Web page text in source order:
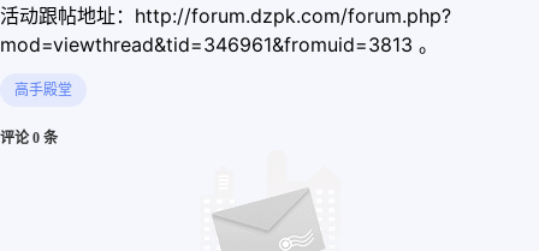
活动跟帖地址：http://forum.dzpk.com/forum.php?
mod=viewthread&tid=346961&fromuid=3813 。
高手殿堂
评论 0 条